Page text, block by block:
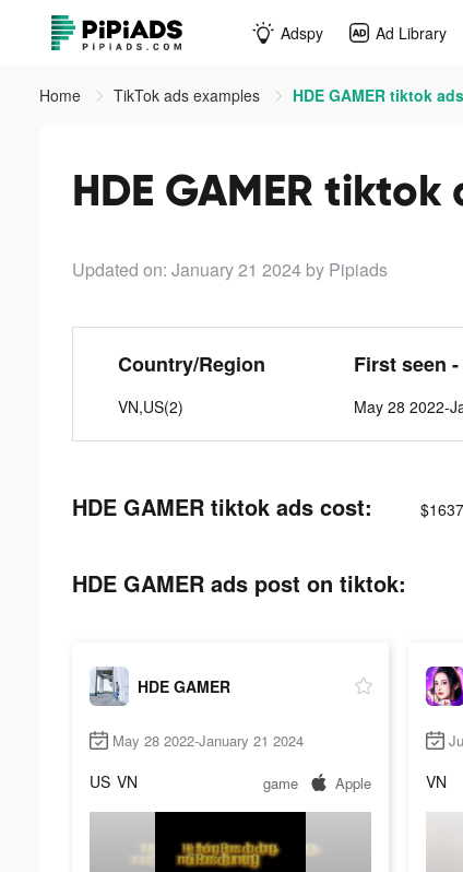
Adspy Ad Library
Home TikTok ads examples HDE GAMER tiktok ads
HDE GAMER tiktok
Updated on: January 21 2024 by Pipiads
Country/Region
VN,US(2)
First seen
May 28 2022-
HDE GAMER tiktok ads cost:
HDE GAMER ads post on tiktok:
HDE GAMER
May 28 2022-January 21 2024
US VN game Apple VN